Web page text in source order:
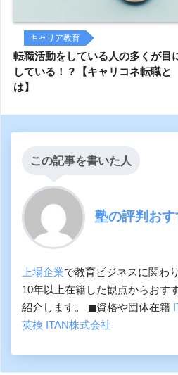
キャリア教育
転職活動をしている人の多くが目
している！？【キャリコネ転職と
は】
この記事を書いた人
塾の評判お
上場企業で教育ビジネスに関わ
10年以上在籍した観点からおす
紹介します。 ◼︎資格や団体在籍
英検 ITAN株式会社